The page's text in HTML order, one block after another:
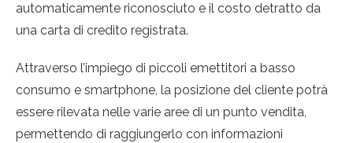
automaticamente riconosciuto e il costo detratto da
una carta di credito registrata.
Attraverso l’impiego di piccoli emettitori a basso
consumo e smartphone, la posizione del cliente potrà
essere rilevata nelle varie aree di un punto vendita,
permettendo di raggiungerlo con informazioni